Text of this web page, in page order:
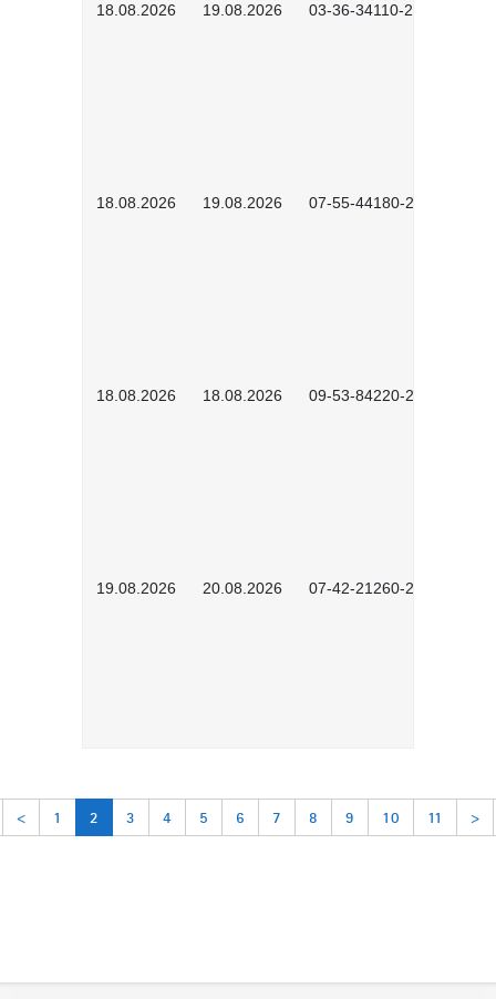
18.08.2026 19.08.2026 03-36-34110-2601
18.08.2026 19.08.2026 07-55-44180-2601
18.08.2026 18.08.2026 09-53-84220-2602
19.08.2026 20.08.2026 07-42-21260-2601
< 1 2 3 4 5 6 7 8 9 10 11 >